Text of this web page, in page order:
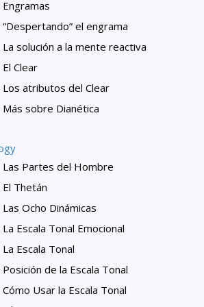
Engramas
“Despertando” el engrama
La solución a la mente reactiva
El Clear
Los atributos del Clear
Más sobre Dianética
Las Partes del Hombre
El Thetán
Las Ocho Dinámicas
La Escala Tonal Emocional
La Escala Tonal
Posición de la Escala Tonal
Cómo Usar la Escala Tonal